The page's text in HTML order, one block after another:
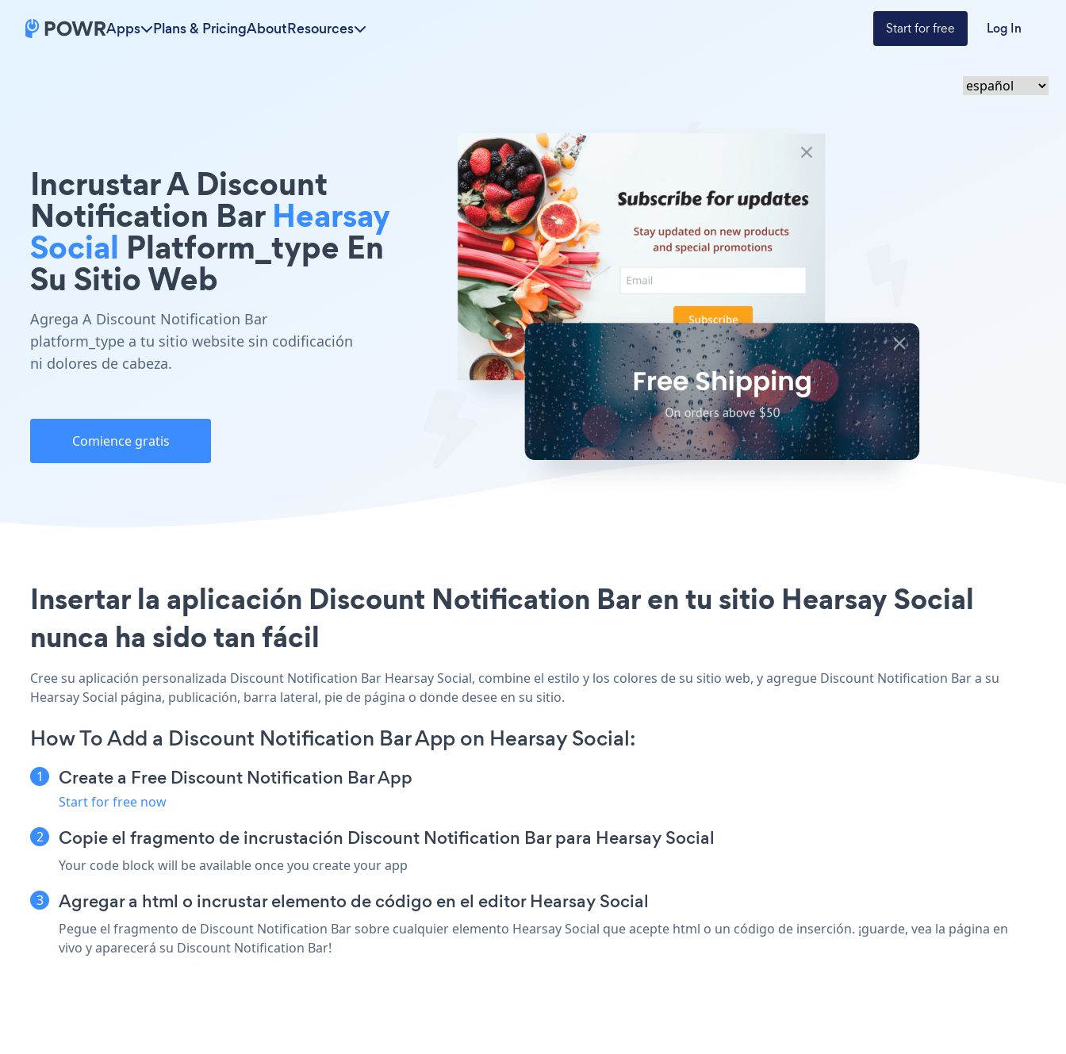
Apps Plans & PricingAboutResources Start for free Log In
Incrustar A Discount
Notification BarHearsay
Social Platform_type En
Su Sitio Web
Agrega A Discount Notification Bar
platform_type a tu sitio website sin codificación
ni dolores de cabeza.
Comience gratis
Insertar la aplicación Discount Notification Bar en tu sitio Hearsay Social
nunca ha sido tan fácil
Cree su aplicación personalizada Discount Notification Bar Hearsay Social, combine el estilo y los colores de su sitio web, y agregue Discount Notification Bar a su
Hearsay Social página, publicación, barra lateral, pie de página o donde desee en su sitio.
How To Add a Discount Notification Bar App on Hearsay Social:
Create a Free Discount Notification Bar App
Start for free now
Copie el fragmento de incrustación Discount Notification Bar para Hearsay Social
Your code block will be available once you create your app
Agregar a html o incrustar elemento de código en el editor Hearsay Social
Pegue el fragmento de Discount Notification Bar sobre cualquier elemento Hearsay Social que acepte html o un código de inserción. ¡guarde, vea la página en
vivo y aparecerá su Discount Notification Bar!